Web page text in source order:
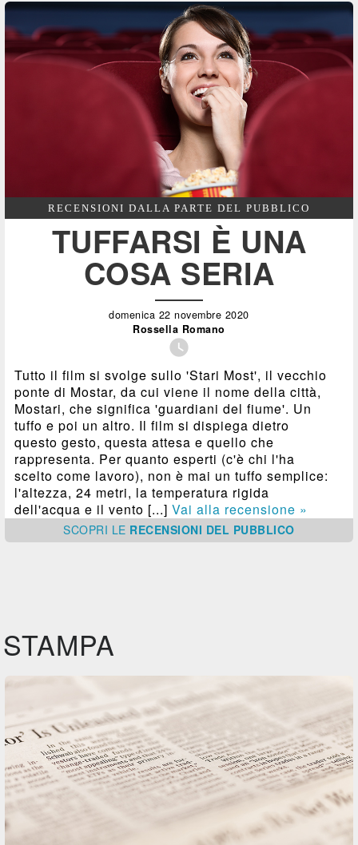
RECENSIONI DALLA PARTE DEL PUBBLICO
TUFFARSI È UNA
COSA SERIA
domenica 22 novembre 2020
Rossella Romano

Tutto il film si svolge sullo 'Stari Most', il vecchio
ponte di Mostar, da cui viene il nome della città,
Mostari, che significa 'guardiani del fiume'. Un
tuffo e poi un altro. Il film si dispiega dietro
questo gesto, questa attesa e quello che
rappresenta. Per quanto esperti (c'è chi l'ha
scelto come lavoro), non è mai un tuffo semplice:
l'altezza, 24 metri, la temperatura rigida
dell'acqua e il vento [...]Vai alla recensione »
SCOPRI LE RECENSIONI DEL PUBBLICO
STAMPA